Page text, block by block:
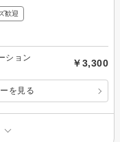
歓迎
ション
￥3,300
を見る